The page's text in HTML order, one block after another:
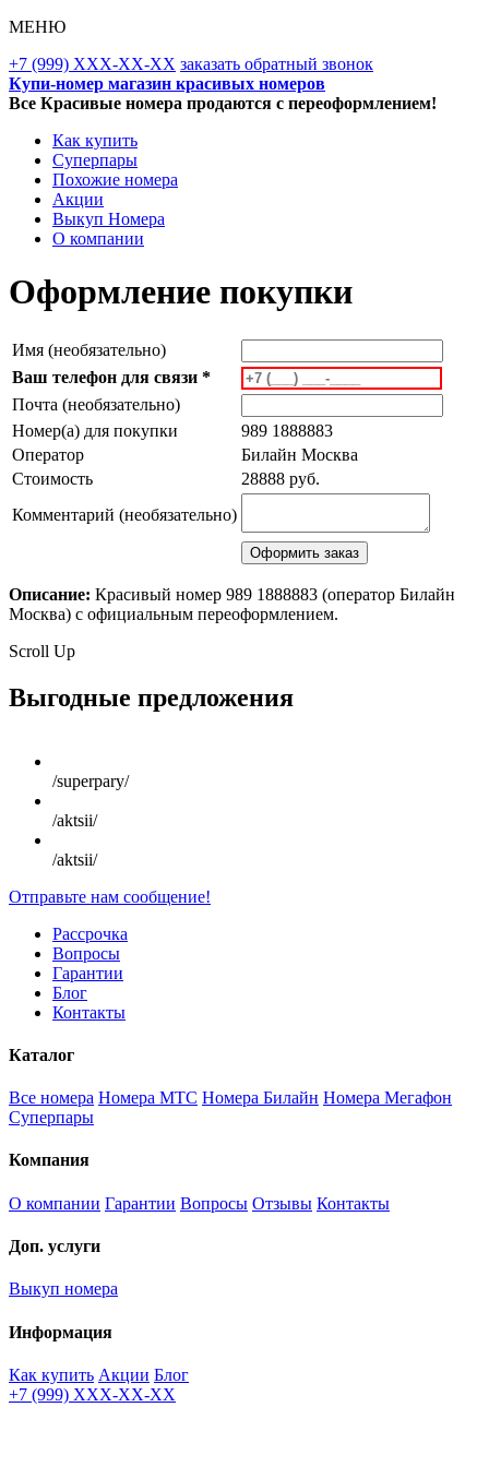
МЕНЮ
+7 (999) XXX-XX-XX заказать обратный звонок
Купи-номер магазин красивых номеров
Все Красивые номера продаются с переоформлением!
Как купить
Суперпары
Похожие номера
Акции
Выкуп Номера
О компании
Оформление покупки
Имя (необязательно)
Ваш телефон для связи *
Почта (необязательно)
Номер(а) для покупки
989 1888883
Оператор
Билайн Москва
Стоимость
28888 руб.
Комментарий (необязательно)
Описание: Красивый номер 989 1888883 (оператор Билайн
Москва) с официальным переоформлением.
Scroll Up
Выгодные предложения
/superpary/
/aktsii/
/aktsii/
Отправьте нам сообщение!
Рассрочка
Вопросы
Гарантии
Блог
Контакты
Каталог
Все номера Номера МТС Номера Билайн Номера Мегафон
Суперпары
Компания
О компании Гарантии Вопросы Отзывы Контакты
Доп. услуги
Выкуп номера
Информация
Как купить Акции Блог
+7 (999) XXX-XX-XX